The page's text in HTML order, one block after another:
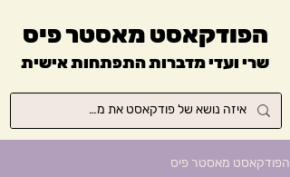
הפודקאסט מאסטר פיס
שרי ועדי מדברות התפתחות אישית
הפודקאסט מאסטר פיס